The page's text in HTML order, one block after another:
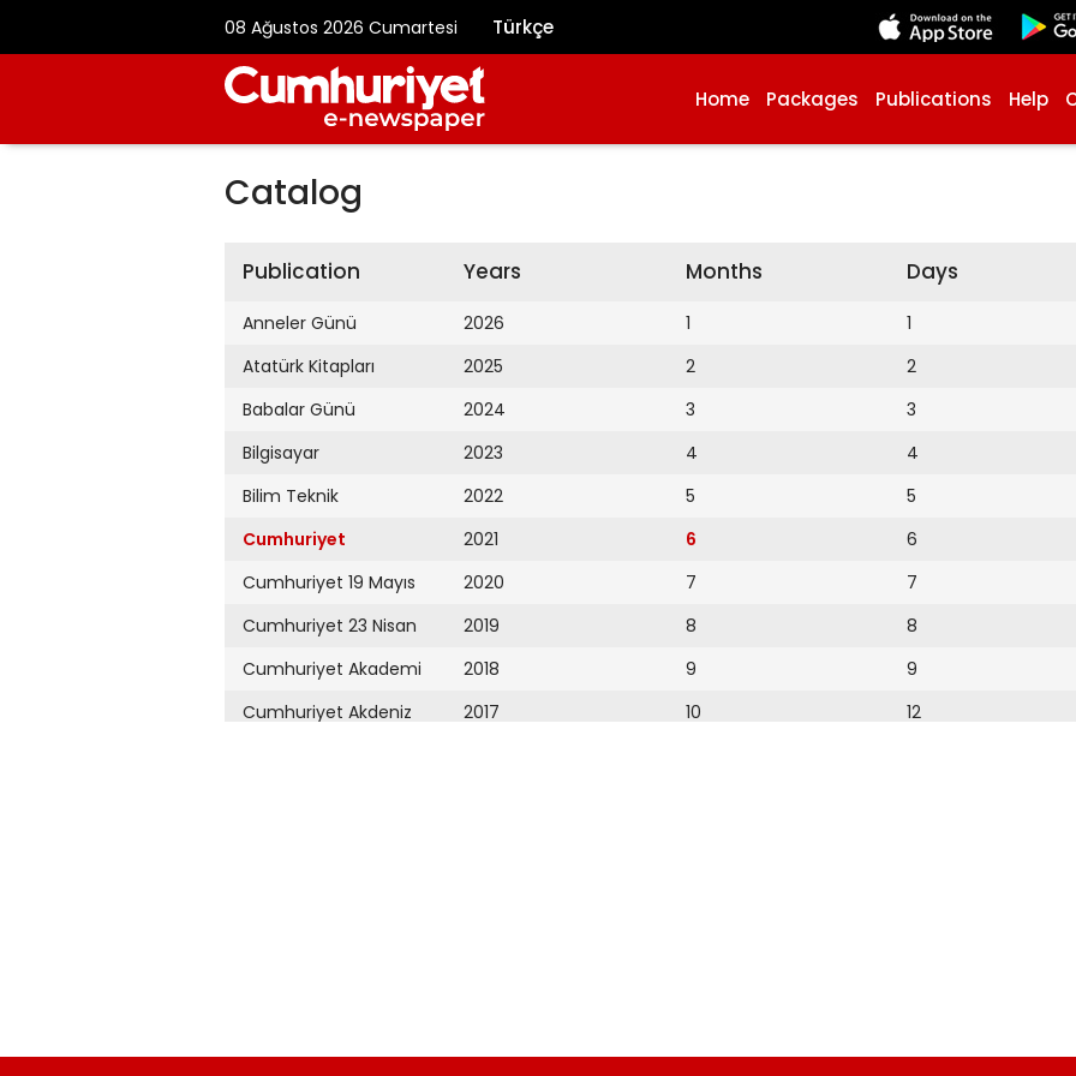
08 Ağustos 2026 Cumartesi Türkçe
Home Packages Publications Help
Catalog
Publication
Anneler Günü
Atatürk Kitapları
Babalar Günü
Bilgisayar
Bilim Teknik
Cumhuriyet
Cumhuriyet 19 Mayıs
Cumhuriyet 23 Nisan
Cumhuriyet Akademi
Cumhuriyet Akdeniz
Cumhuriyet Çevre
Years
2026
2025
2024
2023
2022
2021
2020
2019
2018
2017
2009
Months
1
2
3
4
5
6
7
8
9
10
Days
1
2
3
4
5
6
7
8
9
12
20